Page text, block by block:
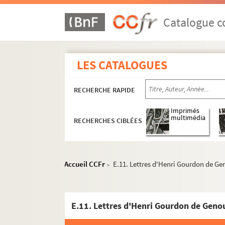
Catalogue
LES CATALOGUES
RECHERCHE RAPIDE
RECHERCHES CIBLÉES
Imprimés
multimédia
Accueil CCFr > E.11. Lettres d'Henri Gourdon de
E.11. Lettres d'Henri Gourdon de
Ms 527 . Pièces concernant des immeubles et
Ms 528 à 681. Fonds du Grosriez.